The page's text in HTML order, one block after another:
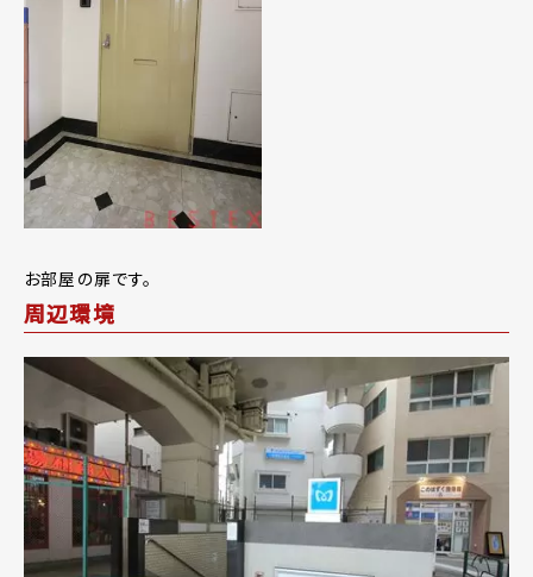
お部屋の扉です。
周辺環境